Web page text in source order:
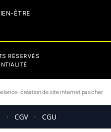
ÊTRE
RÉSERVÉS
·création de site internet pas cher
· CGV · CGU